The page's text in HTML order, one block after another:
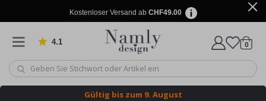
Kostenloser Versand ab CHF49.00
4.1 von 1028 Bewertungen
Wagen
0
Gültig bis zum 9. August